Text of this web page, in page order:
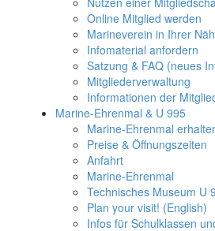
Online Mitglied werden
Marineverein in Ihrer
Infomaterial anfordern
Satzung & FAQ (neues
Mitgliederverwaltung
Informationen der
Marine-Ehrenmal & U 995
Marine-Ehrenmal
Preise & Öffnungszeiten
Anfahrt
Marine-Ehrenmal
Technisches Museum U
Plan your visit! (English)
Infos für Schulklassen